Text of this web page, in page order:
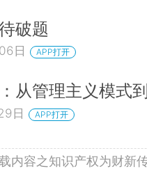
破题
日 APP打开
从管理主义模式
日 APP打开
内容之知识产权为财新